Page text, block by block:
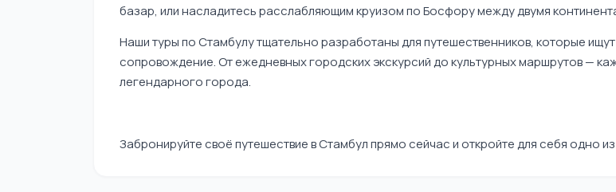
базар, или насладитесь расслабляющим круизом по Босфору между двумя
Наши туры по Стамбулу тщательно разработаны для путешественников, которые
сопровождение. От ежедневных городских экскурсий до культурных маршрутов —
легендарного города.
Забронируйте своё путешествие в Стамбул прямо сейчас и откройте для себя одно